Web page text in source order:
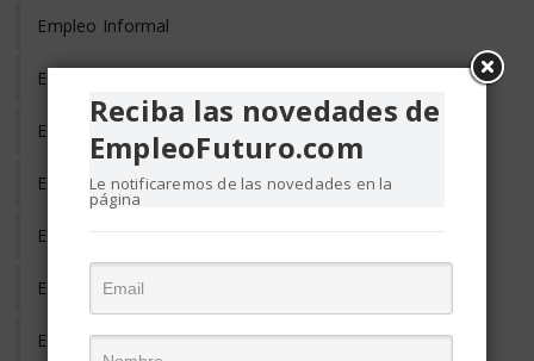
Empleo Informal
Empleo Temporal
Emprendedores
Entrevista de Trabajo
Equilibrio Vida y Trabajo
Estrés Laboral
Evaluación del Desempeño
Reciba las novedades de
EmpleoFuturo.com
Le notificaremos de las novedades en la
página